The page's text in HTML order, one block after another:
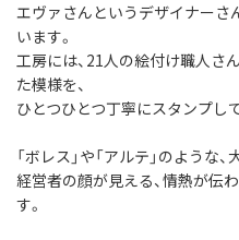
エヴァさんというデザイナーさ
います。
工房には、21人の絵付け職人さ
た模様を、
ひとつひとつ丁寧にスタンプし
「ボレス」や「アルテ」のような
経営者の顔が見える、情熱が伝
す。